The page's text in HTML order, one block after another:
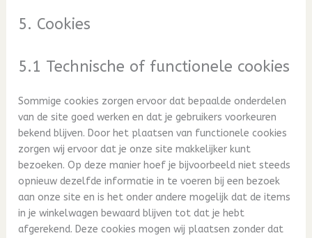
5. Cookies
5.1 Technische of functionele cookies
Sommige cookies zorgen ervoor dat bepaalde onderdelen
van de site goed werken en dat je gebruikers voorkeuren
bekend blijven. Door het plaatsen van functionele cookies
zorgen wij ervoor dat je onze site makkelijker kunt
bezoeken. Op deze manier hoef je bijvoorbeeld niet steeds
opnieuw dezelfde informatie in te voeren bij een bezoek
aan onze site en is het onder andere mogelijk dat de items
in je winkelwagen bewaard blijven tot dat je hebt
afgerekend. Deze cookies mogen wij plaatsen zonder dat